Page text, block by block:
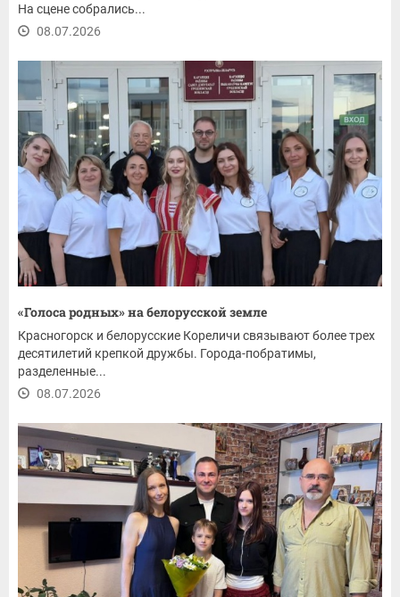
На сцене собрались...
08.07.2026
«Голоса родных» на белорусской земле
Красногорск и белорусские Кореличи связывают более трех
десятилетий крепкой дружбы. Города-побратимы,
разделенные...
08.07.2026